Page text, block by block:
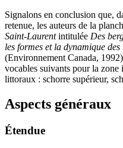
Signalons en conclusion que,
retenue, les auteurs de la
Saint-Laurentintitulée Des
les formes et la dynamique
(Environnement Canada,
vocables suivants pour la zone
littoraux : schorre supérieur,
Aspects généraux
Étendue